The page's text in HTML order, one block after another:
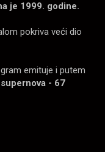
je 1999. godine.
pokriva veći dio
emituje i putem
- 67